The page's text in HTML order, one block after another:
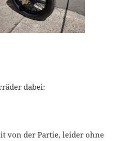
dabei:
von der Partie, leider ohne